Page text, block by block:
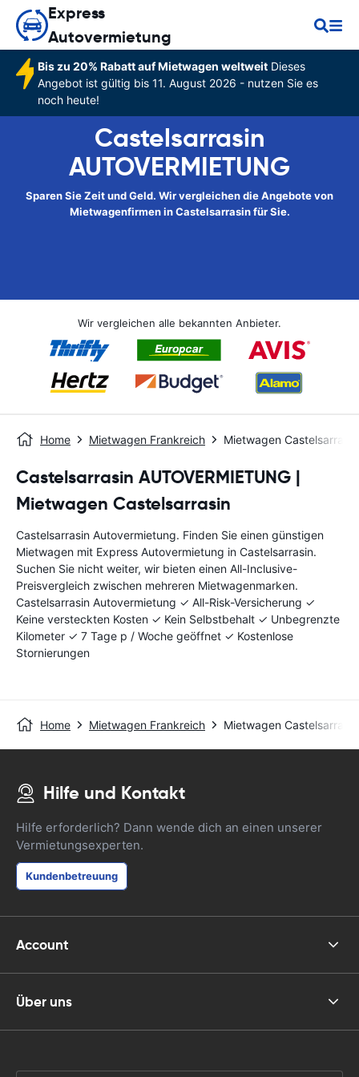
Express
Autovermietung
Bis zu 20% Rabatt auf Mietwagen weltweitDieses
Angebot ist gültig bis 11. August 2026 - nutzen Sie es
noch heute!
Castelsarrasin
AUTOVERMIETUNG
Sparen Sie Zeit und Geld. Wir vergleichen die Angebote von
Mietwagenfirmen in Castelsarrasin für Sie.
Wir vergleichen alle bekannten Anbieter.
Home Mietwagen Frankreich Mietwagen Castelsarrasin
Castelsarrasin AUTOVERMIETUNG |
Mietwagen Castelsarrasin
Castelsarrasin Autovermietung. Finden Sie einen günstigen
Mietwagen mit Express Autovermietung in Castelsarrasin.
Suchen Sie nicht weiter, wir bieten einen All-Inclusive-
Preisvergleich zwischen mehreren Mietwagenmarken.
Castelsarrasin Autovermietung ✓ All-Risk-Versicherung ✓
Keine versteckten Kosten ✓ Kein Selbstbehalt ✓ Unbegrenzte
Kilometer ✓ 7 Tage p / Woche geöffnet ✓ Kostenlose
Stornierungen
Home Mietwagen Frankreich Mietwagen Castelsarrasin
Hilfe und Kontakt
Hilfe erforderlich? Dann wende dich an einen unserer
Vermietungsexperten.
Kundenbetreuung
Account
Über uns